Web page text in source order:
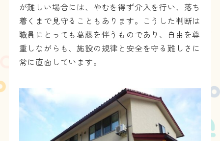
が難しい場合には、やむを得ず介入を行い、落ち
着くまで見守ることもあります。こうした判断は
職員にとっても葛藤を伴うものであり、自由を尊
重しながらも、施設の規律と安全を守る難しさに
常に直面しています。